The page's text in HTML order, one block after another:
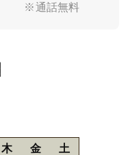
※通話無料
木 金 土